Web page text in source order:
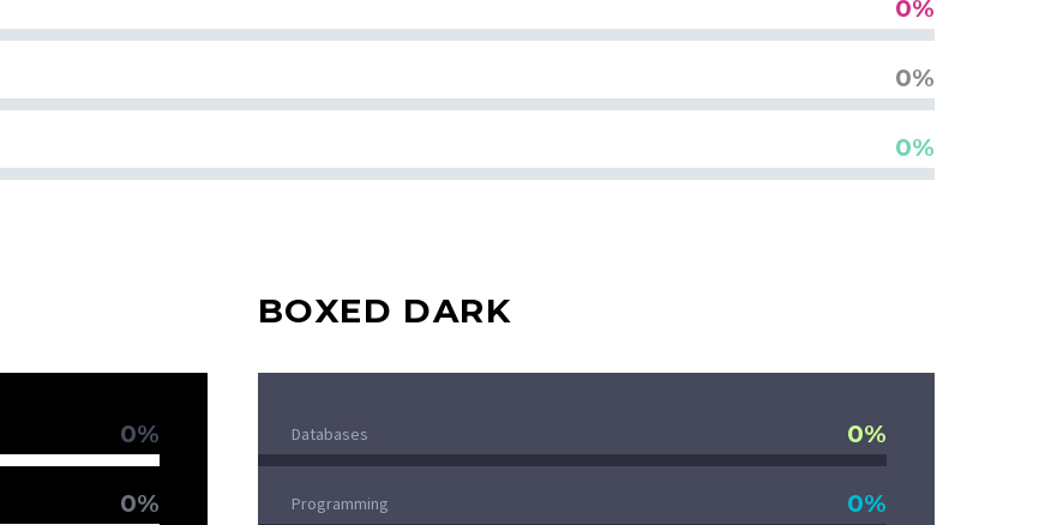
0%
0%
0%
0%
0%
BOXED DARK
Databases 0%
Programming 0%